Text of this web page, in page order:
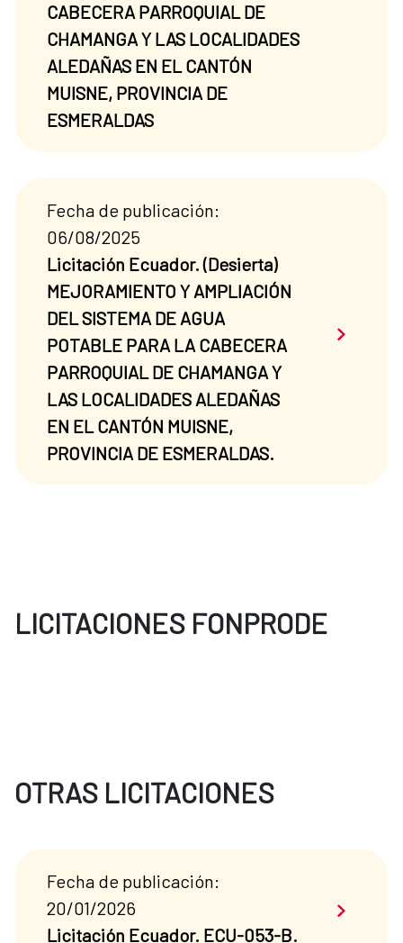
CABECERA PARROQUIAL DE
CHAMANGA Y LAS LOCALIDADES
ALEDAÑAS EN EL CANTÓN
MUISNE, PROVINCIA DE
ESMERALDAS
Fecha de publicación:
06/08/2025
Licitación Ecuador. (Desierta)
MEJORAMIENTO Y AMPLIACIÓN
DEL SISTEMA DE AGUA
POTABLE PARA LA CABECERA
PARROQUIAL DE CHAMANGA Y
LAS LOCALIDADES ALEDAÑAS
EN EL CANTÓN MUISNE,
PROVINCIA DE ESMERALDAS.
Saber
LICITACIONES FONPRODE
OTRAS LICITACIONES
Fecha de publicación:
20/01/2026
Licitación Ecuador. ECU-053-B.
Saber